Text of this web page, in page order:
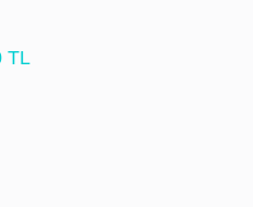
TL